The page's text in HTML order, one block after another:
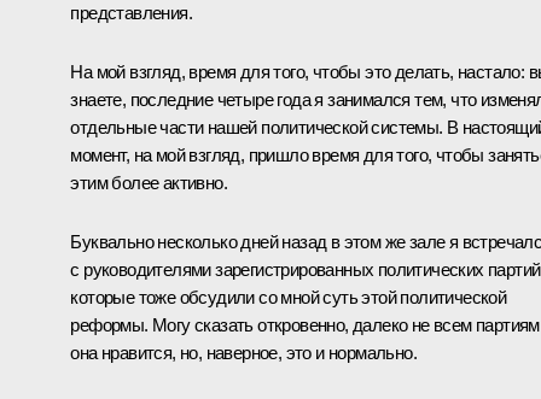
представления.
На мой взгляд, время для того, чтобы это делать, настало:
знаете, последние четыре года я занимался тем, что
отдельные части нашей политической системы. В
момент, на мой взгляд, пришло время для того, чтобы
этим более активно.
Буквально несколько дней назад в этом же зале я
с руководителями зарегистрированных политических
которые тоже обсудили со мной суть этой политической
реформы. Могу сказать откровенно, далеко не всем партиям
она нравится, но, наверное, это и нормально.